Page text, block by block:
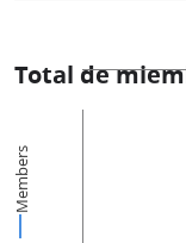
Total de
Members